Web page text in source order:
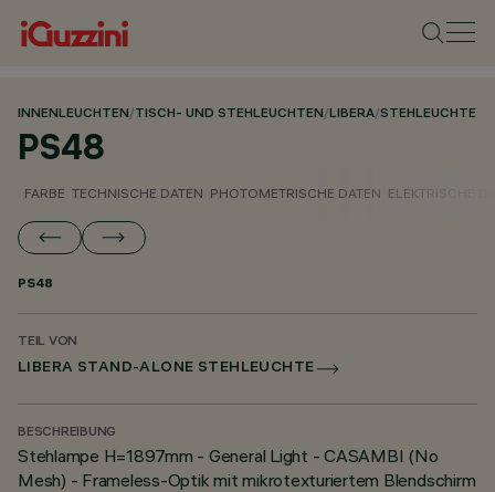
INNENLEUCHTEN/TISCH- UND STEHLEUCHTEN/LIBERA/STEHLEUCHTE
PS48
FARBE TECHNISCHE DATEN PHOTOMETRISCHE DATEN ELEKTRISCHE
PS48
TEIL VON
LIBERA STAND-ALONE STEHLEUCHTE
BESCHREIBUNG
Stehlampe H=1897mm - General Light - CASAMBI (No
Mesh) - Frameless-Optik mit mikrotexturiertem Blendschirm